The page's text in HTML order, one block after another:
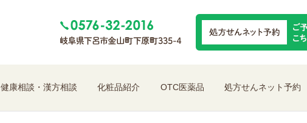
健康相談・漢方相談 化粧品紹介 OTC医薬品 処方せんネット予約